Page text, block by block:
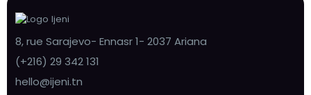
8, rue Sarajevo- Ennasr 1- 2037 Ariana
(+216) 29 342 131
hello@ijeni.tn